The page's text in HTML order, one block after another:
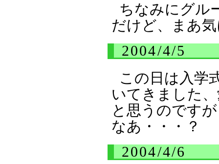
ちなみにグル
だけど、まあ
2004/4/5
この日は入学
いてきました
と思うのです
なあ・・・？
2004/4/6